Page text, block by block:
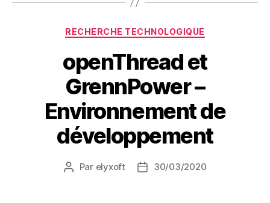
Catégories
RECHERCHE TECHNOLOGIQUE
openThread et
GrennPower –
Environnement de
développement
Auteur
Par elyxoft
Date30/03/2020